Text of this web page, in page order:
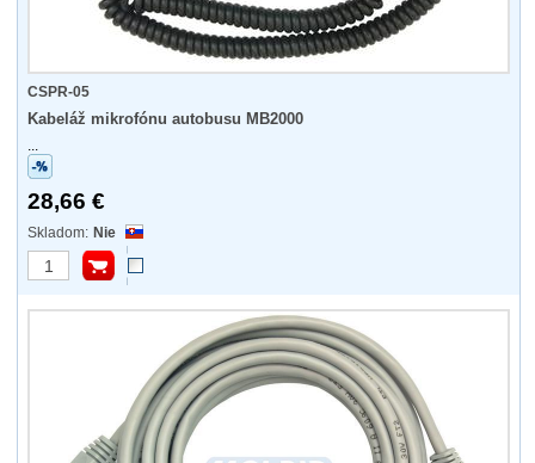
CSPR-05
Kabeláž mikrofónu autobusu MB2000
...
28,66 €
Nie